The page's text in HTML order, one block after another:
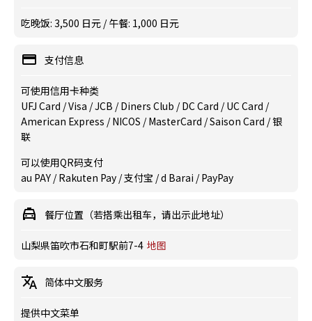
吃晚饭: 3,500 日元 / 午餐: 1,000 日元
支付信息
可使用信用卡种类
UFJ Card / Visa / JCB / Diners Club / DC Card / UC Card /
American Express / NICOS / MasterCard / Saison Card / 银
联
可以使用QR码支付
au PAY / Rakuten Pay / 支付宝 / d Barai / PayPay
餐厅位置（若搭乘出租车，请出示此地址）
山梨県笛吹市石和町駅前7-4 地图
简体中文服务
提供中文菜单